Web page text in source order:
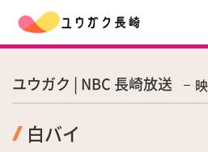
ユウガク | NBC 長崎放送
白バイ